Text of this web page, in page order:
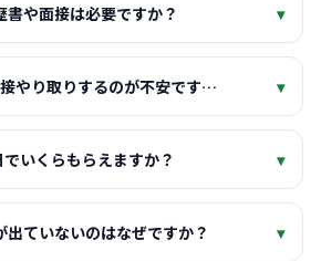
書や面接は必要ですか？ ▾
やり取りするのが不安です… ▾
でいくらもらえますか？ ▾
出ていないのはなぜですか？ ▾